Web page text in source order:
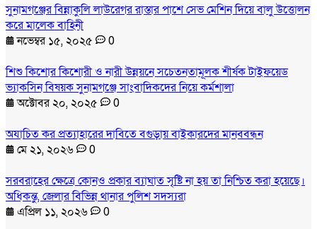
সুনামগঞ্জের বিন্নাকুলি লাউরেগর রাস্তার পাশে সেভ মেশিন দিয়ে বালু উত্তোলন
করে মালেক বাহিনী
নভেম্বর ১৫, ২০২৫
0
শিশু কিশোর কিশোরী ও নারী উন্নয়নে সচেতনতামূলক শীর্ষক টাইফয়েড
ভ্যাকসিন বিষয়ক সুনামগঞ্জে সাংবাদিকদের নিয়ে কর্মশালা
অক্টোবর ২০, ২০২৫
0
অযাচিত কর প্রত্যাহারের দাবিতে বগুড়ায় বাইকারদের মানববন্ধন
মে ২১, ২০২৬
0
সরবরাহের ক্ষেত্রে কোনও প্রকার ব্যাঘাত সৃষ্টি না হয় তা নিশ্চিত করা হয়েছে।
অধিকন্তু, জেলার বিভিন্ন থানার পুলিশ সদস্যরা
এপ্রিল ১১, ২০২৬
0